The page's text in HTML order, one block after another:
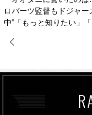
ロバーツ監督もドジャ
中”「もっと知りたい」